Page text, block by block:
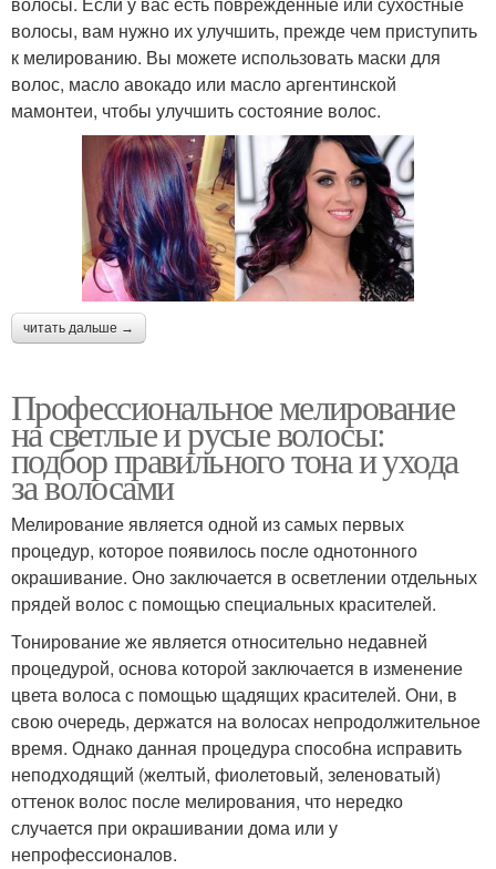
волосы, вам нужно их улучшить, прежде чем приступить
к мелированию. Вы можете использовать маски для
волос, масло авокадо или масло аргентинской
мамонтеи, чтобы улучшить состояние волос.
читать дальше →
Профессиональное мелирование
на светлые и русые волосы:
подбор правильного тона и ухода
за волосами
Мелирование является одной из самых первых
процедур, которое появилось после однотонного
окрашивание. Оно заключается в осветлении отдельных
прядей волос с помощью специальных красителей.
Тонирование же является относительно недавней
процедурой, основа которой заключается в изменение
цвета волоса с помощью щадящих красителей. Они, в
свою очередь, держатся на волосах непродолжительное
время. Однако данная процедура способна исправить
неподходящий (желтый, фиолетовый, зеленоватый)
оттенок волос после мелирования, что нередко
случается при окрашивании дома или у
непрофессионалов.